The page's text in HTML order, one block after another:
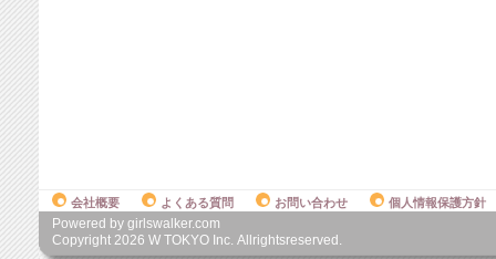
会社概要 よくある質問 お問い合わせ 個人情報保護方針
Powered by girlswalker.com
Copyright 2026 W TOKYO Inc. Allrightsreserved.